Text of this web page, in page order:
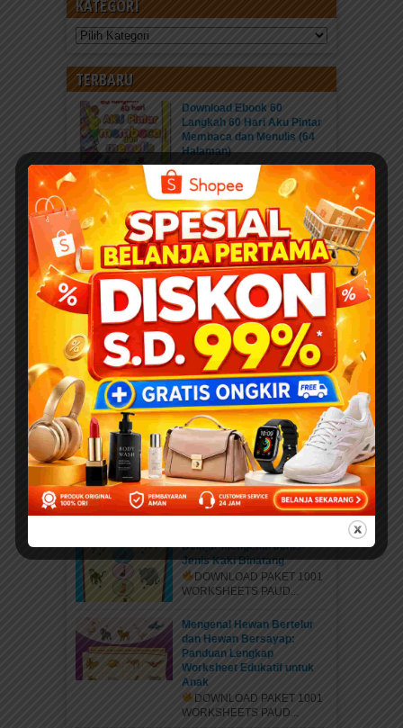
KATEGORI
Kategori
TERBARU
Download Ebook 60
Langkah 60 Hari Aku Pintar
Membaca dan Menulis (64
Halaman)
Baca Ebook Online
Download Ebook PDF 60...
Kisah Menakjubkan 25 Nabi
dan Rasul
Pahala Sedekah jariyah
ebook PDF “Kisah...
Download 400 Judul Ebook
Anak Isi 10+ Ribu Halaman
PDF Karya Kak Nurul Ihsan
DOWNLOAD EBOOK
ANAK DENGAN DONASI...
Daftar Anggota Elibrary.id
Daftar di sini Salam Sahabat
elibrary.id...
Mengenal Jenis Kaki
Binatang: Petualangan Rara
di Hutan Ajaib
DOWNLOAD PAKET 1001
WORKSHEETS PAUD...
Belajar Mengenal Jenis-
Jenis Kaki Binatang
DOWNLOAD PAKET 1001
WORKSHEETS PAUD...
Mengenal Hewan Bertelur
dan Hewan Bersayap:
Panduan Lengkap
Worksheet Edukatif untuk
Anak
DOWNLOAD PAKET 1001
WORKSHEETS PAUD...